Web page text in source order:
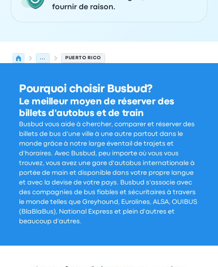
fournir de raison.
... PUERTO RICO
Pourquoi choisir Busbud?
Le meilleur moyen de réserver des
billets d'autobus et de train
Busbud vous aide à chercher, comparer et réserver des
billets de bus d'une ville à une autre partout dans le
monde grâce à notre large éventail de trajets et
d'horaires. Avec Busbud, peu importe où vous vous
trouvez, vous avez une gare d'autobus internationale à
portée de main et disponible dans votre propre langue
et avec la devise de votre pays. Busbud s'associe avec
des compagnies de bus fiables et sécuritaires à travers
le monde telles que Greyhound, Eurolines, ALSA, OUIBUS
(BlaBlaBus), National Express et plein d'autres et
beaucoup d'autres.